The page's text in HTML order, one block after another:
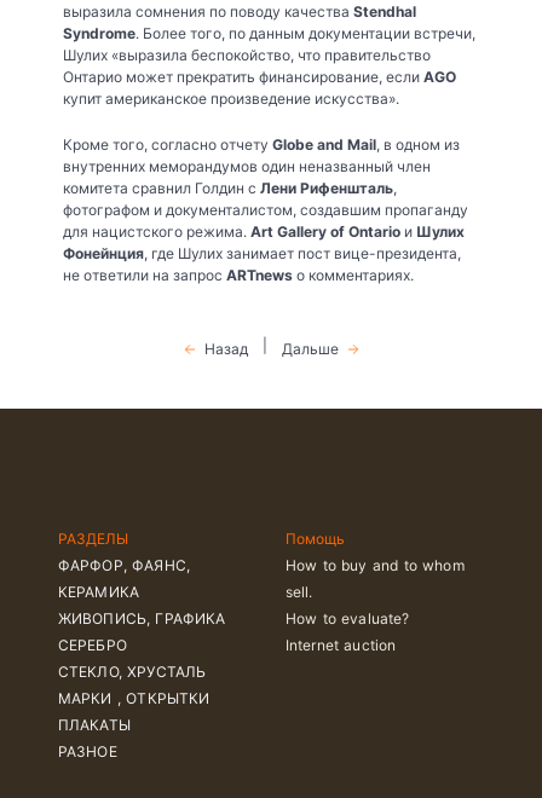
выразила сомнения по поводу качества Stendhal
Syndrome. Более того, по данным документации встречи,
Шулих «выразила беспокойство, что правительство
Онтарио может прекратить финансирование, если AGO
купит американское произведение искусства».
Кроме того, согласно отчету Globe and Mail, в одном из
внутренних меморандумов один неназванный член
комитета сравнил Голдин с Лени Рифеншталь,
фотографом и документалистом, создавшим пропаганду
для нацистского режима. Art Gallery of Ontario и Шулих
Фонейнция, где Шулих занимает пост вице-президента,
не ответили на запрос ARTnews о комментариях.
Назад Дальше
РАЗДЕЛЫ
ФАРФОР, ФАЯНС,
КЕРАМИКА
ЖИВОПИСЬ, ГРАФИКА
СЕРЕБРО
СТЕКЛО, ХРУСТАЛЬ
МАРКИ , ОТКРЫТКИ
ПЛАКАТЫ
РАЗНОЕ
Помощь
How to buy and to whom
sell.
How to evaluate?
Internet auction